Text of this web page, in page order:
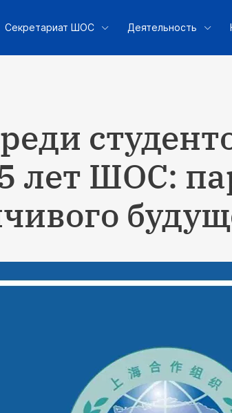
Секретариат ШОС Деятельность
лет ШОС: